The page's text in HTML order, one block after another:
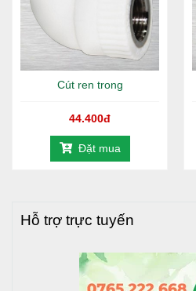
Cút ren trong
44.400đ
Đặt mua
Hỗ trợ trực tuyến